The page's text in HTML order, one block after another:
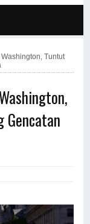
Tuntut
Gencatan